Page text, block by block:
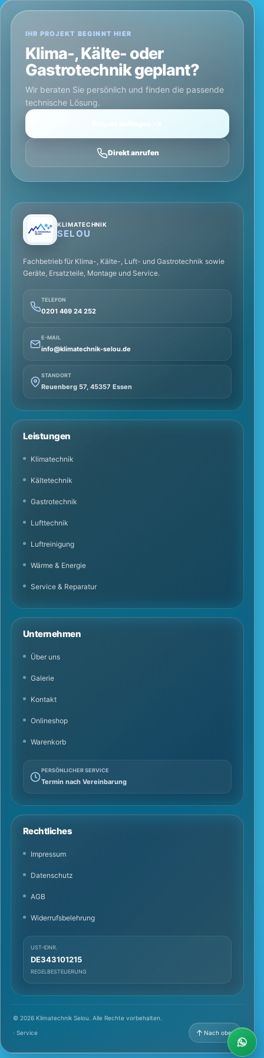
IHR PROJEKT BEGINNT HIER
Klima-, Kälte- oder
Gastrotechnik geplant?
Wir beraten Sie persönlich und finden die passende
technische Lösung.
Direkt anrufen
KLIMATECHNIK
SELOU
Fachbetrieb für Klima-, Kälte-, Luft- und Gastrotechnik sowie
Geräte, Ersatzteile, Montage und Service.
TELEFON
0201 469 24 252
E-MAIL
info@klimatechnik-selou.de
STANDORT
Reuenberg 57, 45357 Essen
Leistungen
Klimatechnik
Kältetechnik
Gastrotechnik
Lufttechnik
Luftreinigung
Wärme & Energie
Service & Reparatur
Unternehmen
Über uns
Galerie
Kontakt
Onlineshop
Warenkorb
PERSÖNLICHER SERVICE
Termin nach Vereinbarung
Rechtliches
Impressum
Datenschutz
AGB
Widerrufsbelehrung
UST-IDNR.
DE343101215
REGELBESTEUERUNG
© 2026 Klimatechnik Selou. Alle Rechte vorbehalten.
· Service Nach oben